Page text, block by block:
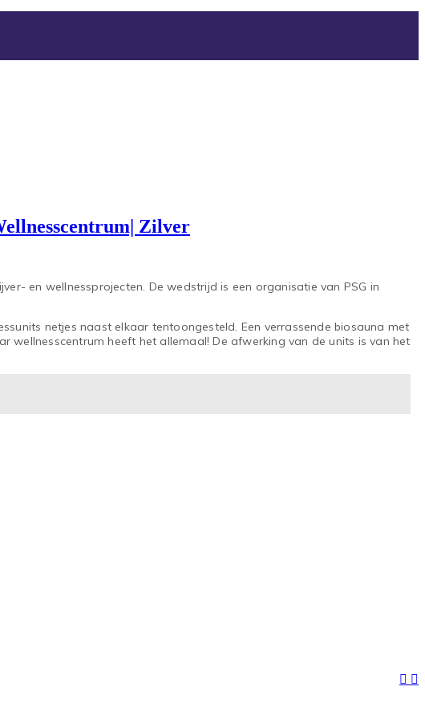
Zilver
en wellnessprojecten. De wedstrijd is een organisatie van PSG in
netjes naast elkaar tentoongesteld. Een verrassende biosauna met
wellnesscentrum heeft het allemaal! De afwerking van de units is van het